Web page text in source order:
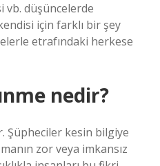
vb. düşüncelerde
için farklı bir şey
etrafındaki herkese
nedir?
Şüpheciler kesin bilgiye
zor veya imkansız